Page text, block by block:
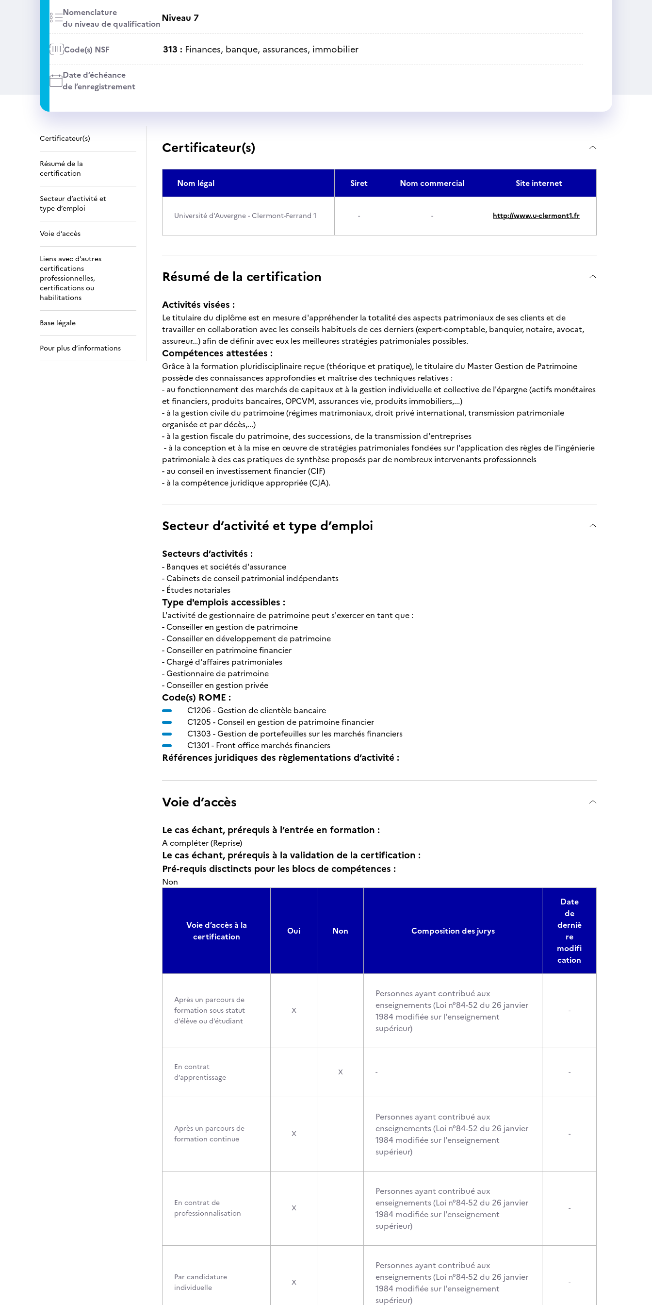
Nomenclature
du niveau de qualificationNiveau 7
Code(s) NSF 313 : Finances, banque, assurances, immobilier
Date d’échéance
de l’enregistrement
Certificateur(s)
Résumé de la
certification
Secteur d’activité et
type d’emploi
Voie d’accès
Liens avec d’autres
certifications
professionnelles,
certifications ou
habilitations
Base légale
Pour plus d’informations
Certificateur(s)
Nom légal Siret Nom commercial Site internet
Université d'Auvergne - Clermont-Ferrand 1 - - http://www.u-clermont1.fr
Résumé de la certification
Activités visées :
Le titulaire du diplôme est en mesure d'appréhender la totalité des aspects patrimoniaux de ses clients et de
travailler en collaboration avec les conseils habituels de ces derniers (expert-comptable, banquier, notaire, avocat,
assureur...) afin de définir avec eux les meilleures stratégies patrimoniales possibles.
Compétences attestées :
Grâce à la formation pluridisciplinaire reçue (théorique et pratique), le titulaire du Master Gestion de Patrimoine
possède des connaissances approfondies et maîtrise des techniques relatives :
- au fonctionnement des marchés de capitaux et à la gestion individuelle et collective de l'épargne (actifs monétaires
et financiers, produits bancaires, OPCVM, assurances vie, produits immobiliers,...)
- à la gestion civile du patrimoine (régimes matrimoniaux, droit privé international, transmission patrimoniale
organisée et par décès,...)
- à la gestion fiscale du patrimoine, des successions, de la transmission d'entreprises
- à la conception et à la mise en œuvre de stratégies patrimoniales fondées sur l'application des règles de l'ingénierie
patrimoniale à des cas pratiques de synthèse proposés par de nombreux intervenants professionnels
- au conseil en investissement financier (CIF)
- à la compétence juridique appropriée (CJA).
Secteur d’activité et type d’emploi
Secteurs d’activités :
- Banques et sociétés d'assurance
- Cabinets de conseil patrimonial indépendants
- Études notariales
Type d'emplois accessibles :
L'activité de gestionnaire de patrimoine peut s'exercer en tant que :
- Conseiller en gestion de patrimoine
- Conseiller en développement de patrimoine
- Conseiller en patrimoine financier
- Chargé d'affaires patrimoniales
- Gestionnaire de patrimoine
- Conseiller en gestion privée
Code(s) ROME :
C1206 -Gestion de clientèle bancaire
C1205 -Conseil en gestion de patrimoine financier
C1303 -Gestion de portefeuilles sur les marchés financiers
C1301 - Front office marchés financiers
Références juridiques des règlementations d’activité :
Voie d’accès
Le cas échant, prérequis à l’entrée en formation :
A compléter (Reprise)
Le cas échant, prérequis à la validation de la certification :
Pré-requis disctincts pour les blocs de compétences :
Non
Voie d’accès à la
certification
Oui Non Composition des jurys
Date
de
derniè
re
modifi
cation
Après un parcours de
formation sous statut
d’élève ou d’étudiant
X
Personnes ayant contribué aux
enseignements (Loi n°84-52 du 26 janvier
1984 modifiée sur l'enseignement
supérieur)
-
En contrat
d’apprentissage
X - -
Après un parcours de
formation continue
X
Personnes ayant contribué aux
enseignements (Loi n°84-52 du 26 janvier
1984 modifiée sur l'enseignement
supérieur)
-
En contrat de
professionnalisation
X
Personnes ayant contribué aux
enseignements (Loi n°84-52 du 26 janvier
1984 modifiée sur l'enseignement
supérieur)
-
Par candidature
individuelle
X
Personnes ayant contribué aux
enseignements (Loi n°84-52 du 26 janvier
1984 modifiée sur l'enseignement
supérieur)
-